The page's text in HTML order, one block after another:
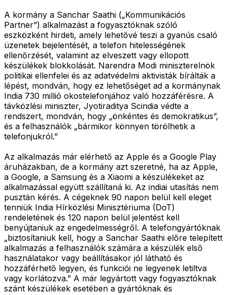
A kormány a Sanchar Saathi („Kommunikációs
Partner”) alkalmazást a fogyasztóknak szóló
eszközként hirdeti, amely lehetővé teszi a gyanús csaló
üzenetek bejelentését, a telefon hitelességének
ellenőrzését, valamint az elveszett vagy ellopott
készülékek blokkolását. Narendra Modi miniszterelnök
politikai ellenfelei és az adatvédelmi aktivisták bírálták a
lépést, mondván, hogy ez lehetőséget ad a kormánynak
India 730 millió okostelefonjához való hozzáférésre. A
távközlési miniszter, Jyotiraditya Scindia védte a
rendszert, mondván, hogy „önkéntes és demokratikus”,
és a felhasználók „bármikor könnyen törölhetik a
telefonjukról.”
Az alkalmazás már elérhető az Apple és a Google Play
áruházakban, de a kormány azt szeretné, ha az Apple,
a Google, a Samsung és a Xiaomi a készülékeket az
alkalmazással együtt szállítaná ki. Az indiai utasítás nem
pusztán kérés. A cégeknek 90 napon belül kell eleget
tenniük India Hírközlési Minisztériuma (DoT)
rendeletének és 120 napon belül jelentést kell
benyújtaniuk az engedelmességről. A telefongyártóknak
„biztosítaniuk kell, hogy a Sanchar Saathi előre telepített
alkalmazás a felhasználók számára a készülék első
használatakor vagy beállításakor jól látható és
hozzáférhető legyen, és funkciói ne legyenek letiltva
vagy korlátozva.” A már legyártott vagy fogyasztóknak
szánt készülékek esetében a gyártóknak és